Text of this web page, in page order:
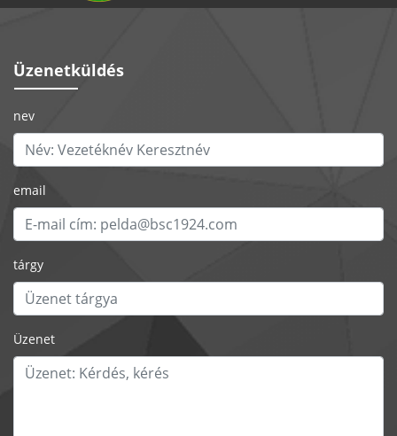
Üzenetküldés
nev
email
tárgy
Üzenet